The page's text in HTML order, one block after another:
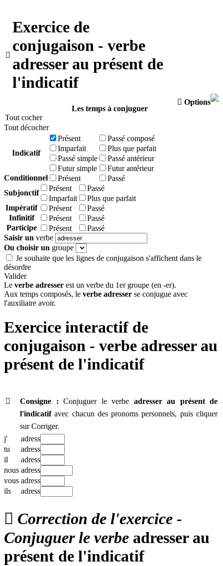

Exercice de
conjugaison - verbe
adresser au présent de
l'indicatif
 Options
Les temps à conjuguer
Tout cocher
Tout décocher
Indicatif
Présent
Passé composé
Imparfait
Plus que parfait
Passé simple
Passé antérieur
Futur simple
Futur antérieur
Conditionnel
Présent
Passé
Subjonctif
Présent
Passé
Imparfait
Plus que parfait
Impératif
Présent
Passé
Infinitif
Présent
Passé
Participe
Présent
Passé
Saisir un verbe
Ou choisir un groupe
Je souhaite que les lignes de conjugaison s'affichent dans le
désordre
Valider
Le verbe adresser est un verbe du 1er groupe (en -er).
Aux temps composés, le verbe adresser se conjugue avec
l'auxiliaire avoir.
Exercice interactif de
conjugaison - verbe adresser au
présent de l'indicatif
 Consigne : Conjuguer le verbe adresser au présent de
l'indicatifavec chacun des pronoms personnels, puis cliquer
sur Corriger.
j'
adress
tu
adress
il
adress
nous adress
vous adress
ils
adress
 Correction de l'exercice -
Conjuguer le verbe adresser au
présent de l'indicatif